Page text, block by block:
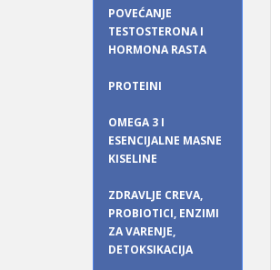
POVEĆANJE
TESTOSTERONA I
HORMONA RASTA
PROTEINI
OMEGA 3 I
ESENCIJALNE MASNE
KISELINE
ZDRAVLJE CREVA,
PROBIOTICI, ENZIMI
ZA VARENJE,
DETOKSIKACIJA